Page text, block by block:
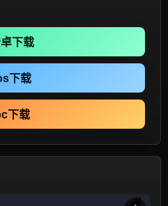
下载
下载
下载